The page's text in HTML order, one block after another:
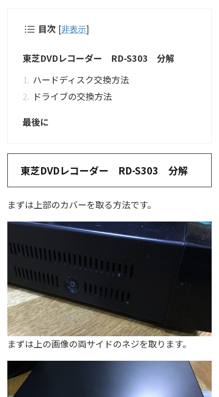
目次 [非表示]
東芝DVDレコーダー RD-S303 分解
ハードディスク交換方法
ドライブの交換方法
最後に
東芝DVDレコーダー RD-S303 分解
まずは上部のカバーを取る方法です。
まずは上の画像の両サイドのネジを取ります。